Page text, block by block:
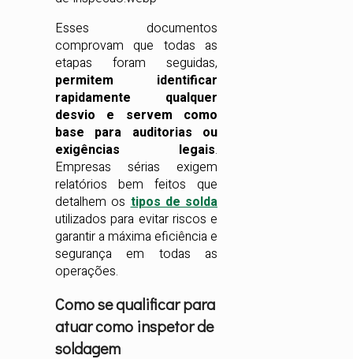
Esses documentos
comprovam que todas as
etapas foram seguidas,
permitem identificar
rapidamente qualquer
desvio e servem como
base para auditorias ou
exigências legais.
Empresas sérias exigem
relatórios bem feitos que
detalhem ostipos de solda
utilizados para evitar riscos e
garantir a máxima eficiência e
segurança em todas as
operações.
Como se qualificar para
atuar como inspetor de
soldagem